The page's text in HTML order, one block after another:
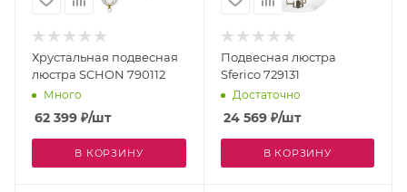
Хрустальная подвесная
люстра SCHON 790112
Много
62 399 ₽/шт
В КОРЗИНУ
Подвесная люстра
Sferico 729131
Достаточно
24 569₽/шт
В КОРЗИНУ